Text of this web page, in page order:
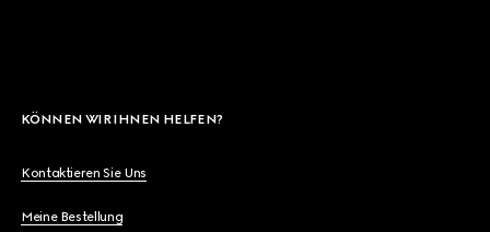
KÖNNEN WIR IHNEN HELFEN?
Kontaktieren Sie Uns
Meine Bestellung